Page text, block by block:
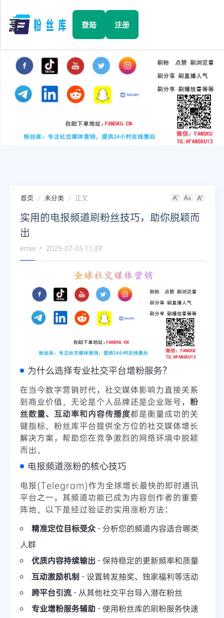
☰ 登陆 注册
Facebook
TikTok
YouTube
Twitter
首页 未分类 正文
实用的电报频道刷粉丝技巧，助你脱颖而
出
emer 2025-07-05 11:39
为什么选择专业社交平台增粉服务？
在当今数字营销时代，社交媒体影响力直接关系
到商业价值。无论是个人品牌还是企业账号， 粉
丝数量、互动率和内容传播度都是衡量成功的关
键指标。粉丝库平台提供全方位的社交媒体增长
解决方案，帮助您在竞争激烈的网络环境中脱颖
而出。
电报频道涨粉的核心技巧
电报(Telegram)作为全球增长最快的即时通讯
平台之一，其频道功能已成为内容创作者的重要
阵地。以下是经过验证的实用涨粉方法：
精准定位目标受众 - 分析您的频道内容适合哪类
人群
优质内容持续输出 - 保持稳定的更新频率和质量
互动激励机制 - 设置转发抽奖、独家福利等活动
跨平台引流 - 从其他社交平台导入潜在粉丝
专业增粉服务辅助 - 使用粉丝库的刷粉服务快速